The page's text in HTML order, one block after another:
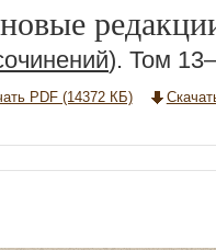
). Том
PDF (14372 КБ)